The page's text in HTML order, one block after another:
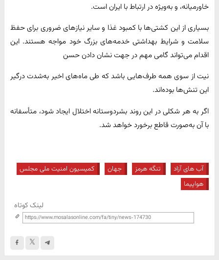
خاورمیانه، و به‌ویژه در ارتباط با ایران است.
بسیاری از این کشتی‌ها با کمبود غذا و سایر نیازهای ضروری برای حفظ
سلامت و شرایط بهداشتی خدمه‌های بزرگ خود مواجه هستند. این
اقدام می‌تواند گامی مهم در جهت نشان دادن حسن
نیت از سوی همه طرف‌هایی باشد که طی ماه‌های اخیر به‌شدت درگیر
این تنش‌ها بوده‌اند.
اگر به هر شکلی در این روند بشردوستانه اختلال ایجاد شود، متأسفانه
با آن به‌صورت قاطع برخورد خواهد شد.
آب های آزاد تنگه هرمز جهان
کمیسیون امنیت ملی مجلس
هواپیما
لینک کوتاه